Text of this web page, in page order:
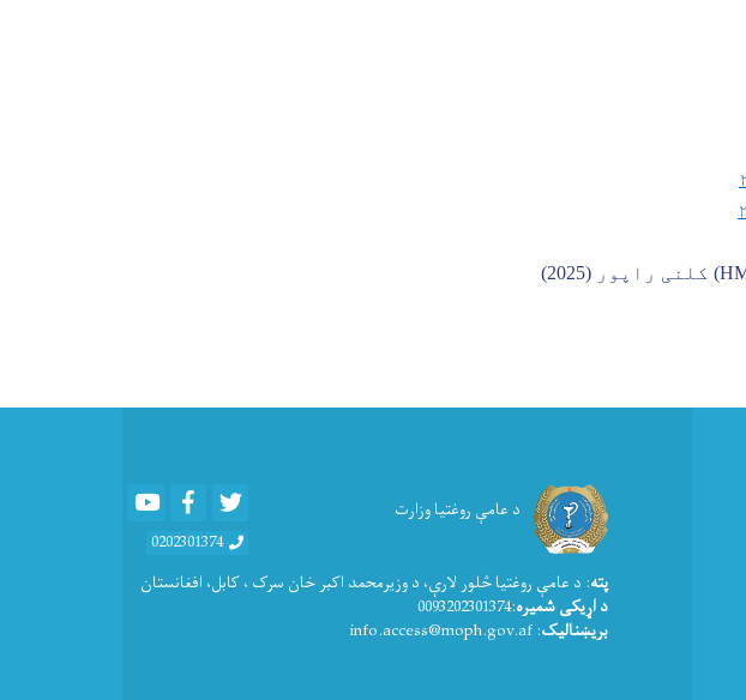
) کلنی راپور (2025
)
د عامې روغتیا وزارت Youtube Facebook
0202301374
پته: د عامې روغتيا څلور لارې، د وزیرمحمد اکبر خان سرک ، کابل، افغانستان
د اړیکی شمیره:0093202301374
بریښنالیک: info.access@moph.gov.af